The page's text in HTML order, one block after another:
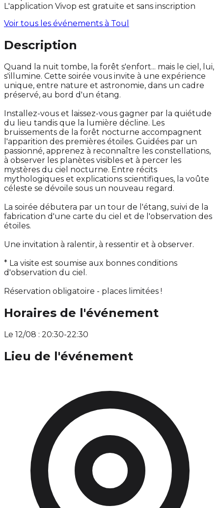
L'application Vivop est gratuite et sans inscription
Voir tous les événements à Toul
Description
Quand la nuit tombe, la forêt s'enfort... mais le ciel, lui,
s'illumine. Cette soirée vous invite à une expérience
unique, entre nature et astronomie, dans un cadre
préservé, au bord d'un étang.
Installez-vous et laissez-vous gagner par la quiétude
du lieu tandis que la lumière décline. Les
bruissements de la forêt nocturne accompagnent
l'apparition des premières étoiles. Guidées par un
passionné, apprenez à reconnaître les constellations,
à observer les planètes visibles et à percer les
mystères du ciel nocturne. Entre récits
mythologiques et explications scientifiques, la voûte
céleste se dévoile sous un nouveau regard.
La soirée débutera par un tour de l'étang, suivi de la
fabrication d'une carte du ciel et de l'observation des
étoiles.
Une invitation à ralentir, à ressentir et à observer.
* La visite est soumise aux bonnes conditions
d'observation du ciel.
Réservation obligatoire - places limitées !
Horaires de l'événement
Le 12/08 : 20:30-22:30
Lieu de l'événement